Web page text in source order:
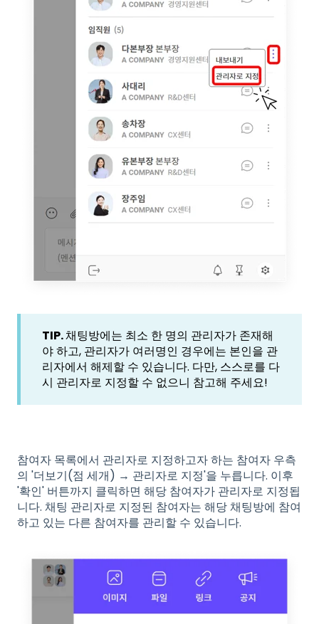
TIP.채팅방에는 최소 한 명의 관리자가 존재해
야 하고, 관리자가 여러명인 경우에는 본인을 관
리자에서 해제할 수 있습니다. 다만, 스스로를 다
시 관리자로 지정할 수 없으니 참고해 주세요!
참여자 목록에서 관리자로 지정하고자 하는 참여자 우측
의 '더보기(점 세개) → 관리자로 지정'을 누릅니다. 이후
'확인' 버튼까지 클릭하면 해당 참여자가 관리자로 지정됩
니다. 채팅 관리자로 지정된 참여자는 해당 채팅방에 참여
하고 있는 다른 참여자를 관리할 수 있습니다.